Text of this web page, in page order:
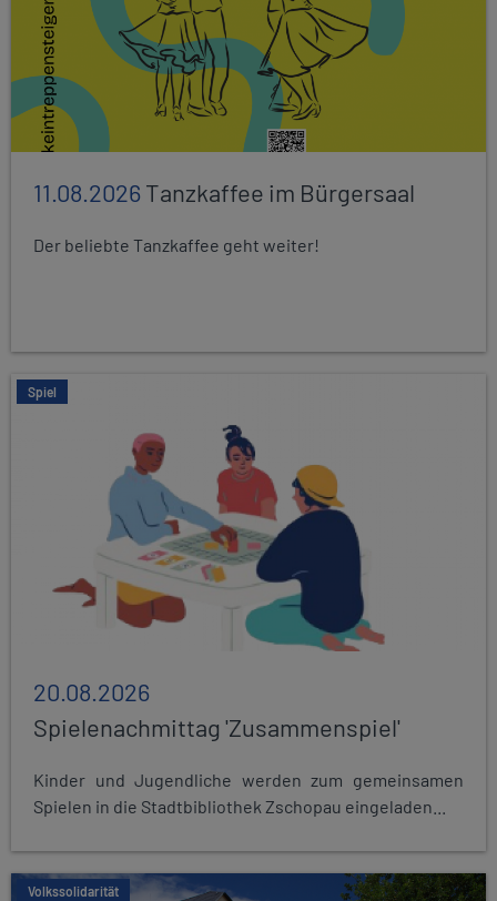
11.08.2026Tanzkaffee im Bürgersaal
Der beliebte Tanzkaffee geht weiter!
Spiel
20.08.2026
Spielenachmittag 'Zusammenspiel'
Kinder und Jugendliche werden zum gemeinsamen
Spielen in die Stadtbibliothek Zschopau eingeladen...
Volkssolidarität